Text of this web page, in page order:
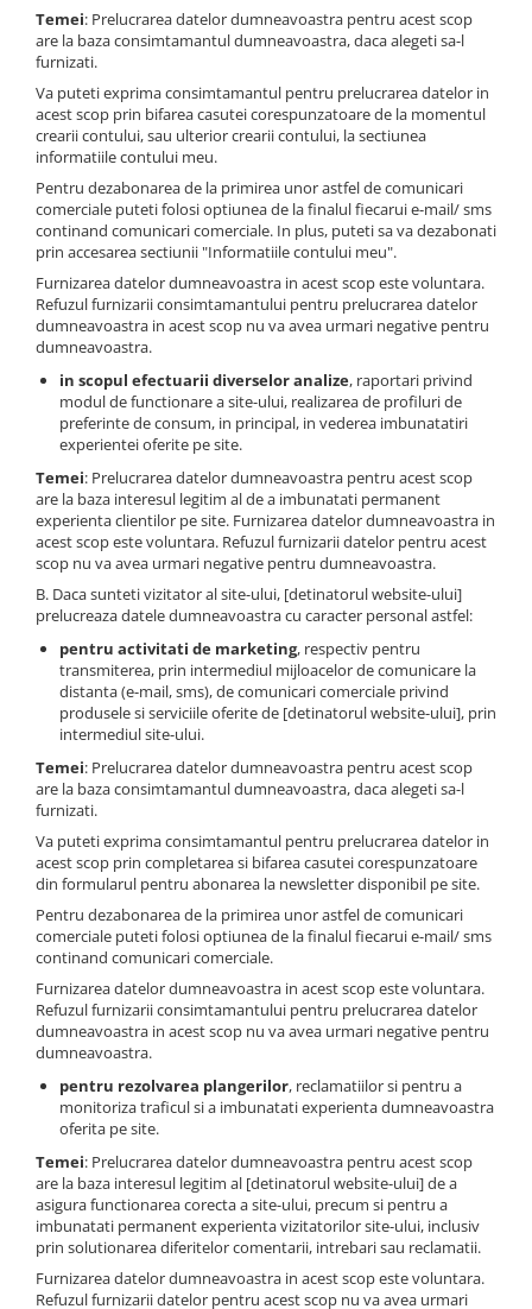
Microfoane / Reportofoane
Nivela patina
Ocular
Transmitator de fisiere fara fir
Vizor
Accesorii diverse
Genti, Rucsacuri, Troller foto
Genti foto
Genti Holster TopLoader
Genti, Troller Video
Rucsacuri Foto
Only One Shoulder - SlingShot
Tocuri si huse protectie aparate
Hamuri si Centuri foto
Curele Aparat - Umar
Genti Laptop si iPad
Hand Strap / Grip
Troller
Accesorii genti si trollere
Solid-State Drive (SSD)
Video / Camere si accesorii
Camere video profesionale
Camere Video Cinematice
Camere video de actiune
Accesorii camere video de actiune
Accesorii drone
Acumulatori camere video
Lampi video
Stabilizatoare (Gimbal) / Steady
Cam
Huse Protectie / Ploaie camere
video
Accesorii diverse pt camere video
Camere Video Cinematice
Drone
Slider
Camere Video Compacte
Temei: Prelucrarea datelor dumneavoastra pentru acest scop
are la baza consimtamantul dumneavoastra, daca alegeti sa-l
furnizati.
Va puteti exprima consimtamantul pentru prelucrarea datelor in
acest scop prin bifarea casutei corespunzatoare de la momentul
crearii contului, sau ulterior crearii contului, la sectiunea
informatiile contului meu.
Pentru dezabonarea de la primirea unor astfel de comunicari
comerciale puteti folosi optiunea de la finalul fiecarui e-mail/ sms
continand comunicari comerciale. In plus, puteti sa va dezabonati
prin accesarea sectiunii "Informatiile contului meu".
Furnizarea datelor dumneavoastra in acest scop este voluntara.
Refuzul furnizarii consimtamantului pentru prelucrarea datelor
dumneavoastra in acest scop nu va avea urmari negative pentru
dumneavoastra.
in scopul efectuarii diverselor analize, raportari privind
modul de functionare a site-ului, realizarea de profiluri de
preferinte de consum, in principal, in vederea imbunatatiri
experientei oferite pe site.
Temei: Prelucrarea datelor dumneavoastra pentru acest scop
are la baza interesul legitim al de a imbunatati permanent
experienta clientilor pe site. Furnizarea datelor dumneavoastra in
acest scop este voluntara. Refuzul furnizarii datelor pentru acest
scop nu va avea urmari negative pentru dumneavoastra.
B. Daca sunteti vizitator al site-ului, [detinatorul website-ului]
prelucreaza datele dumneavoastra cu caracter personal astfel:
pentru activitati de marketing, respectiv pentru
transmiterea, prin intermediul mijloacelor de comunicare la
distanta (e-mail, sms), de comunicari comerciale privind
produsele si serviciile oferite de [detinatorul website-ului], prin
intermediul site-ului.
Temei: Prelucrarea datelor dumneavoastra pentru acest scop
are la baza consimtamantul dumneavoastra, daca alegeti sa-l
furnizati.
Va puteti exprima consimtamantul pentru prelucrarea datelor in
acest scop prin completarea si bifarea casutei corespunzatoare
din formularul pentru abonarea la newsletter disponibil pe site.
Pentru dezabonarea de la primirea unor astfel de comunicari
comerciale puteti folosi optiunea de la finalul fiecarui e-mail/ sms
continand comunicari comerciale.
Furnizarea datelor dumneavoastra in acest scop este voluntara.
Refuzul furnizarii consimtamantului pentru prelucrarea datelor
dumneavoastra in acest scop nu va avea urmari negative pentru
dumneavoastra.
pentru rezolvarea plangerilor, reclamatiilor si pentru a
monitoriza traficul si a imbunatati experienta dumneavoastra
oferita pe site.
Temei: Prelucrarea datelor dumneavoastra pentru acest scop
are la baza interesul legitim al [detinatorul website-ului] de a
asigura functionarea corecta a site-ului, precum si pentru a
imbunatati permanent experienta vizitatorilor site-ului, inclusiv
prin solutionarea diferitelor comentarii, intrebari sau reclamatii.
Furnizarea datelor dumneavoastra in acest scop este voluntara.
Refuzul furnizarii datelor pentru acest scop nu va avea urmari